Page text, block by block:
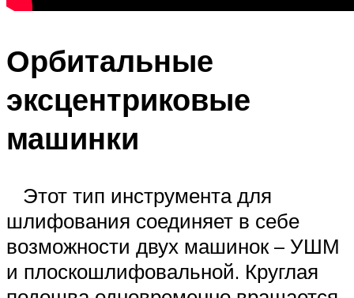
Орбитальные
эксцентриковые
машинки
Этот тип инструмента для
шлифования соединяет в себе
возможности двух машинок – УШМ
и плоскошлифовальной. Круглая